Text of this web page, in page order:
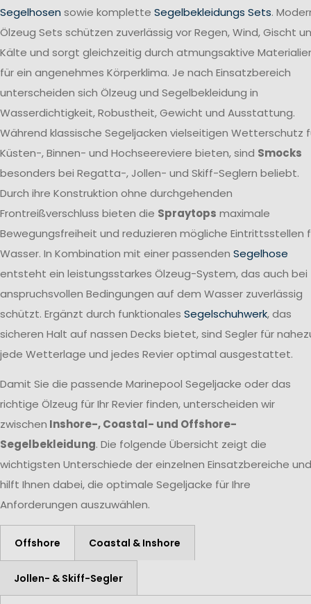
Segelhosen sowie komplette Segelbekleidungs Sets.
Ölzeug Sets schützen zuverlässig vor Regen, Wind, Gischt
Kälte und sorgt gleichzeitig durch atmungsaktive
für ein angenehmes Körperklima. Je nach Einsatzbereich
unterscheiden sich Ölzeug und Segelbekleidung in
Wasserdichtigkeit, Robustheit, Gewicht und Ausstattung.
Während klassische Segeljacken vielseitigen Wetterschutz
Küsten-, Binnen- und Hochseereviere bieten, sind Smocks
besonders bei Regatta-, Jollen- und Skiff-Seglern beliebt.
Durch ihre Konstruktion ohne durchgehenden
Frontreißverschluss bieten die Spraytops maximale
Bewegungsfreiheit und reduzieren mögliche Eintrittsstellen
Wasser. In Kombination mit einer passenden Segelhose
entsteht ein leistungsstarkes Ölzeug-System, das auch bei
anspruchsvollen Bedingungen auf dem Wasser zuverlässig
schützt. Ergänzt durch funktionales Segelschuhwerk, das
sicheren Halt auf nassen Decks bietet, sind Segler für
jede Wetterlage und jedes Revier optimal ausgestattet.
Damit Sie die passende Marinepool Segeljacke oder das
richtige Ölzeug für Ihr Revier finden, unterscheiden wir
zwischen Inshore-, Coastal- und Offshore-
Segelbekleidung. Die folgende Übersicht zeigt die
wichtigsten Unterschiede der einzelnen Einsatzbereiche und
hilft Ihnen dabei, die optimale Segeljacke für Ihre
Anforderungen auszuwählen.
Offshore Coastal & Inshore
Jollen- & Skiff-Segler